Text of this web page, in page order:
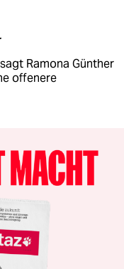
Ramona Günther
offenere